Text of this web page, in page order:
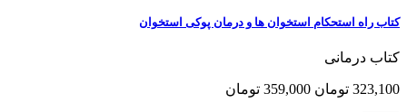
کتاب راه استحکام استخوان ها و درمان پوکی استخوان
کتاب درمانی
323,100 تومان 359,000 تومان